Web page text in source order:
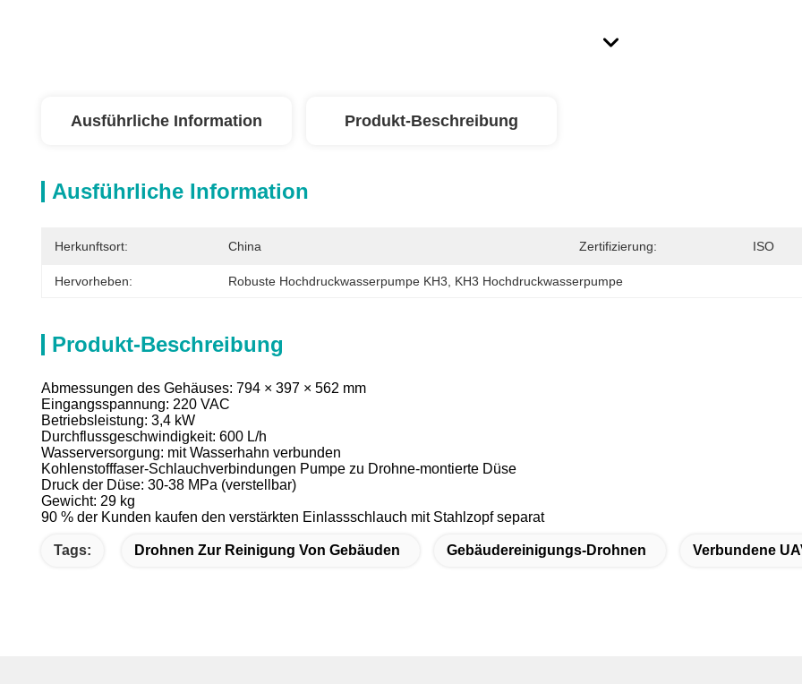
Ausführliche Information Produkt-Beschreibung
Ausführliche Information
Herkunftsort: China Zertifizierung: ISO
Hervorheben: Robuste Hochdruckwasserpumpe KH3 KH3 Hochdruckwasserpumpe
Produkt-Beschreibung
Abmessungen des Gehäuses: 794 × 397 × 562 mm
Eingangsspannung: 220 VAC
Betriebsleistung: 3,4 kW
Durchflussgeschwindigkeit: 600 L/h
Wasserversorgung: mit Wasserhahn verbunden
Kohlenstofffaser-Schlauchverbindungen Pumpe zu Drohne-montierte Düse
Druck der Düse: 30-38 MPa (verstellbar)
Gewicht: 29 kg
90 % der Kunden kaufen den verstärkten Einlassschlauch mit Stahlzopf separat
Tags: Drohnen Zur Reinigung Von Gebäuden Gebäudereinigungs-Drohnen Verbundene